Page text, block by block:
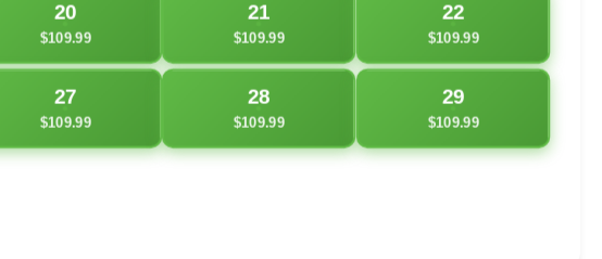
20
$109.99
21
$109.99
22
$109.99
27
$109.99
28
$109.99
29
$109.99